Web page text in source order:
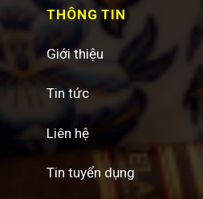
THÔNG TIN
Giới thiệu
Tin tức
Liên hệ
Tin tuyển dụng